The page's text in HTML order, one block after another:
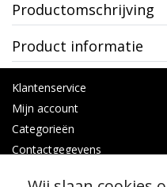
Productomschrijving
Product informatie
Klantenservice
Mijn account
Categorieën
Contactgegevens